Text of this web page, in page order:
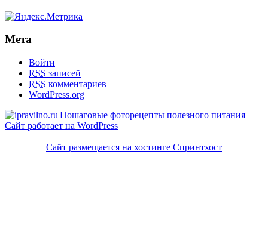
Мета
Войти
RSS записей
RSS комментариев
WordPress.org
Сайт работает на WordPress
Сайт размещается на хостинге Спринтхост